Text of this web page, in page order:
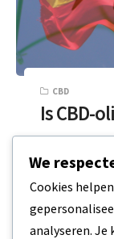
CBD
Is CBD-
ben je
Het
2 MIN READ
We
Cookies
analyseren.